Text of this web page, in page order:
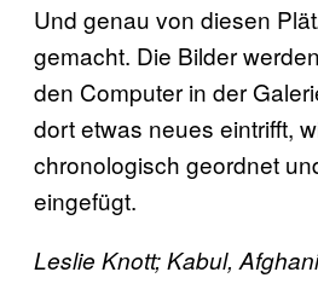
Und genau von diesen
gemacht. Die Bilder
den Computer in der
dort etwas neues eintrifft,
chronologisch geordnet
eingefügt.
Leslie Knott; Kabul,